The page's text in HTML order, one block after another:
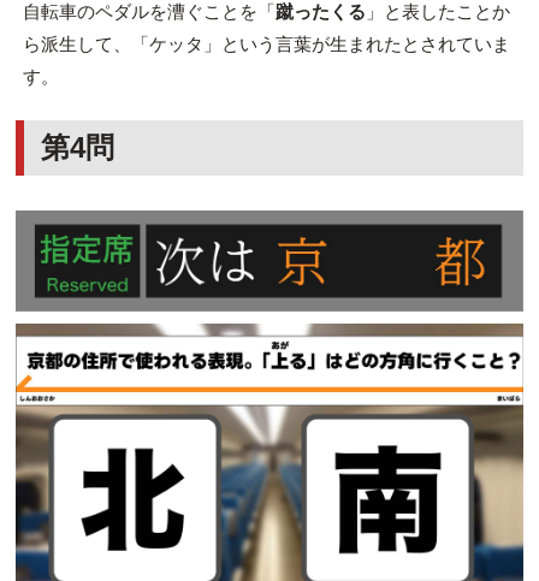
自転車のペダルを漕ぐことを「蹴ったくる 」と表したことか
ら派生して、「ケッタ」という言葉が生まれたとされていま
す。
第4問